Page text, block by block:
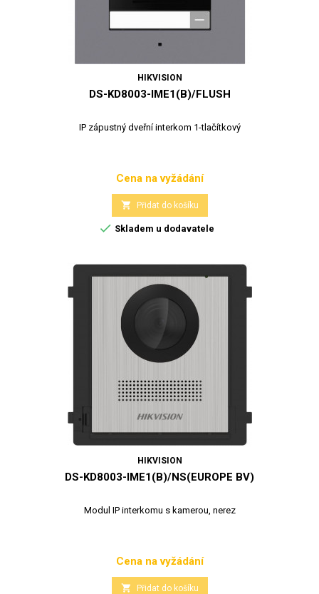
HIKVISION
DS-KD8003-IME1(B)/FLUSH
IP zápustný dveřní interkom 1-tlačítkový
Cena
Cena na vyžádání
 Přidat do košíku
 Skladem u dodavatele
HIKVISION
DS-KD8003-IME1(B)/NS(EUROPE BV)
Modul IP interkomu s kamerou, nerez
Cena
Cena na vyžádání
 Přidat do košíku